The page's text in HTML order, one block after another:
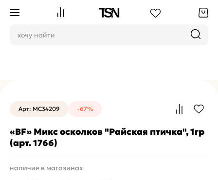
Арт: MC34209 -67%
«BF» Микс осколков "Райская птичка", 1гр
(арт. 1766)
наличие в магазинах